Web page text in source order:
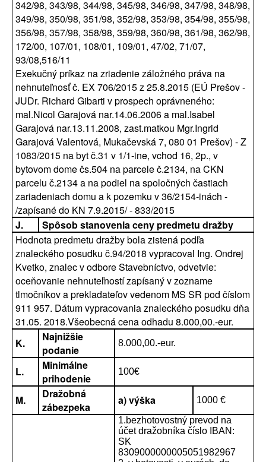
342/98, 343/98, 344/98, 345/98, 346/98, 347/98, 348/98,
349/98, 350/98, 351/98, 352/98, 353/98, 354/98, 355/98,
356/98, 357/98, 358/98, 359/98, 360/98, 361/98, 362/98,
172/00, 107/01, 108/01, 109/01, 47/02, 71/07,
93/08,516/11
Exekučný príkaz na zriadenie záložného práva na
nehnuteľnosť č. EX 706/2015 z 25.8.2015 (EÚ Prešov -
JUDr. Richard Gibarti v prospech oprávneného:
mal.Nicol Garajová nar.14.06.2006 a mal.Isabel
Garajová nar.13.11.2008, zast.matkou Mgr.Ingrid
Garajová Valentová, Mukačevská 7, 080 01 Prešov) - Z
1083/2015 na byt č.31 v 1/1-ine, vchod 16, 2p., v
bytovom dome čs.504 na parcele č.2134, na CKN
parcelu č.2134 a na podiel na spoločných častiach
zariadeniach domu a k pozemku v 36/2154-inách -
/zapísané do KN 7.9.2015/ - 833/2015
J.
Spôsob stanovenia ceny predmetu dražby
Hodnota predmetu dražby bola zistená podľa
znaleckého posudku č.94/2018 vypracoval Ing. Ondrej
Kvetko, znalec v odbore Stavebníctvo, odvetvie:
oceňovanie nehnuteľností zapísaný v zozname
tlmočníkov a prekladateľov vedenom MS SR pod číslom
911 957. Dátum vypracovania znaleckého posudku dňa
31.05. 2018.Všeobecná cena odhadu 8.000,00.-eur.
K.
Najnižšie
podanie
8.000,00.-eur.
L.
Minimálne
prihodenie
100€
M.
Dražobná
zábezpeka
a) výška
1000 €
1.bezhotovostný prevod na
účet dražobníka číslo IBAN:
SK
8309000000005051982967